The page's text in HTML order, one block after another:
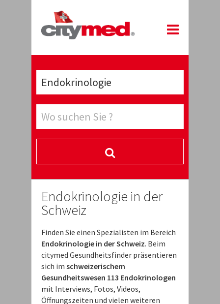
Endokrinologie in der
Schweiz
Finden Sie einen Spezialisten im Bereich
Endokrinologie in der Schweiz. Beim
citymed Gesundheitsfinder präsentieren
sich im schweizerischem
Gesundheitswesen 113 Endokrinologen
mit Interviews, Fotos, Videos,
Öffnungszeiten und vielen weiteren